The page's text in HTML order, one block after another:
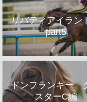
リバティアイラ
part5
ドンフランキー
スターC編